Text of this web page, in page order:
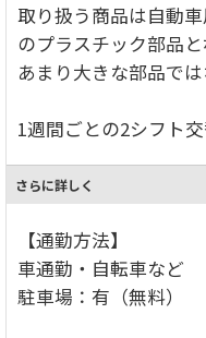
取り扱う商品は自動
のプラスチック部品と
あまり大きな部品で
1週間ごとの2シフト交
さらに詳しく
【通勤方法】
車通勤・自転車など
駐車場：有（無料）